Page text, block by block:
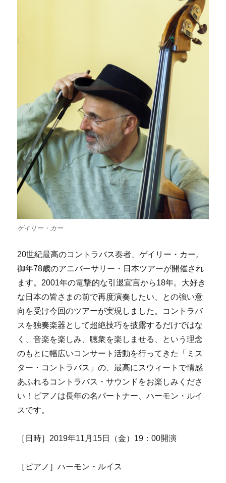
ゲイリー・カー
20世紀最高のコントラバス奏者、ゲイリー・カー。
御年78歳のアニバーサリー・日本ツアーが開催され
ます。2001年の電撃的な引退宣言から18年。大好き
な日本の皆さまの前で再度演奏したい、との強い意
向を受け今回のツアーが実現しました。コントラバ
スを独奏楽器として超絶技巧を披露するだけではな
く、音楽を楽しみ、聴衆を楽しませる、という理念
のもとに幅広いコンサート活動を行ってきた「ミス
ター・コントラバス」の、最高にスウィートで情感
あふれるコントラバス・サウンドをお楽しみくださ
い！ピアノは長年の名パートナー、ハーモン・ルイ
スです。
［日時］2019年11月15日（金）19：00開演
［ピアノ］ハーモン・ルイス